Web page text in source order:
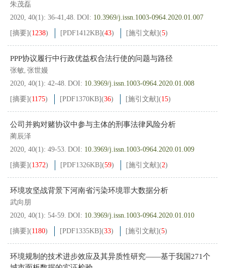
朱茂磊
2020, 40(1): 36-41,48. DOI: 10.3969/j.issn.1003-0964.2020.01.007
[摘要](1238) [PDF1412KB](43) [施引文献](5)
PPP协议履行中行政优益权合法行使的问题与路径
张敏, 张世嫚
2020, 40(1): 42-48. DOI: 10.3969/j.issn.1003-0964.2020.01.008
[摘要](1175) [PDF1370KB](36) [施引文献](15)
公司并购对赌协议中参与主体的刑事法律风险分析
蔺辰泽
2020, 40(1): 49-53. DOI: 10.3969/j.issn.1003-0964.2020.01.009
[摘要](1372) [PDF1326KB](59) [施引文献](2)
环境攻坚战背景下河南省污染环境罪大数据分析
武向朋
2020, 40(1): 54-59. DOI: 10.3969/j.issn.1003-0964.2020.01.010
[摘要](1180) [PDF1335KB](33) [施引文献](5)
环境规制的技术进步效应及其异质性研究——基于我国271个